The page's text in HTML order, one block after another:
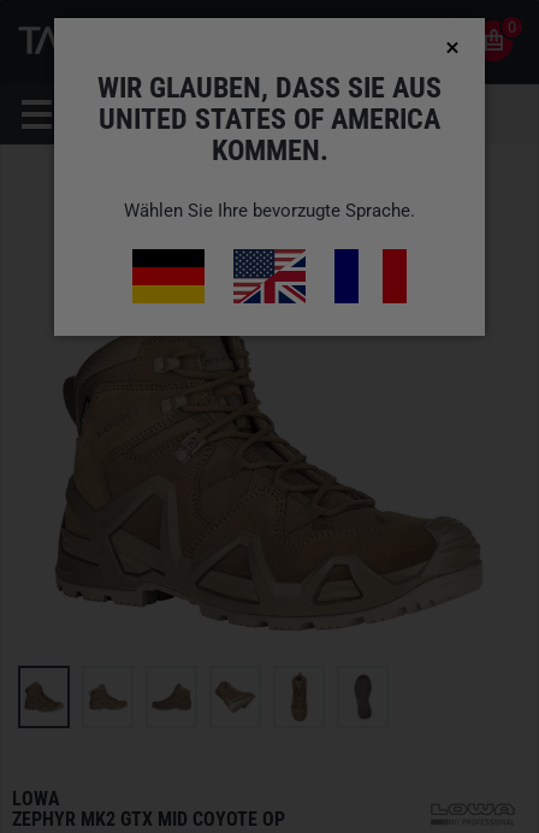
0
LOWA
ZEPHYR MK2 GTX MID COYOTE OP
WIR GLAUBEN, DASS SIE AUS
UNITED STATES OF AMERICA
KOMMEN.
Wählen Sie Ihre bevorzugte Sprache.